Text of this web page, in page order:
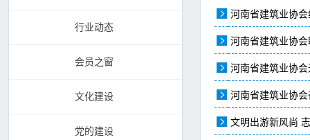
行业动态
会员之窗
文化建设
党的建设
河南省建筑业协
河南省建筑业协
河南省建筑业协
河南省建筑业协
文明出游新风尚